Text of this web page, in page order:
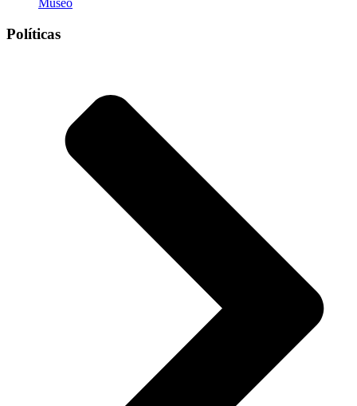
Museo
Políticas